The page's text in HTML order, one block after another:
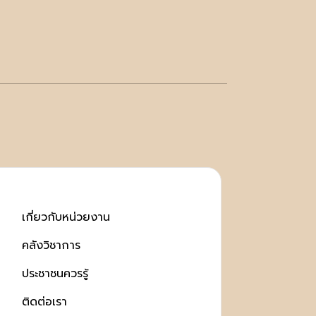
เกี่ยวกับหน่วยงาน
คลังวิชาการ
ประชาชนควรรู้
ติดต่อเรา